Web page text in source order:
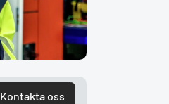
Kontakta oss